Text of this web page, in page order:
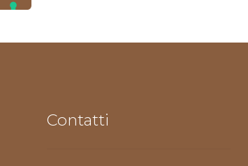
Contatti